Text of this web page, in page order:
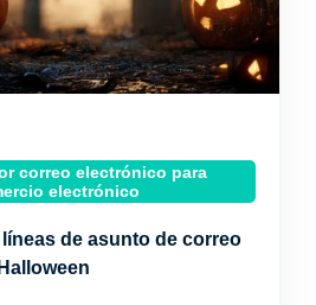
correo electrónico para
electrónico
de asunto de correo